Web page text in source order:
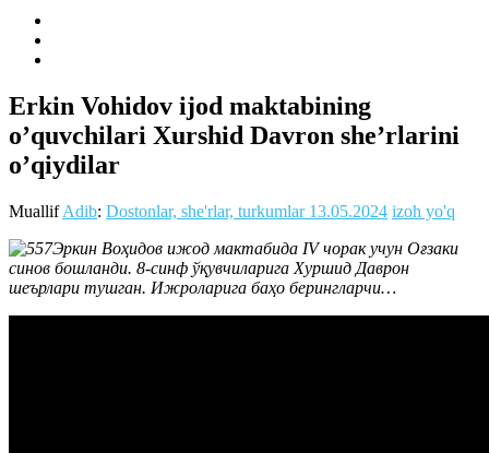
Erkin Vohidov ijod maktabining
o’quvchilari Xurshid Davron she’rlarini
o’qiydilar
MuallifAdib: Dostonlar, she'rlar, turkumlar 13.05.2024 izoh yo'q
Эркин Воҳидов ижод мактабида IV чорак учун Оғзаки
синов бошланди. 8-синф ўқувчиларига Хуршид Даврон
шеърлари тушган. Ижроларига баҳо берингларчи…